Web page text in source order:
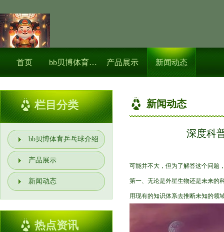
首页 bb贝博体育乒乓球介绍 产品展示 新闻动态
栏目分类
bb贝博体育乒乓球介绍
产品展示
新闻动态
热点资讯
新闻动态
深度科
可能并不大，但为了解答这个问题
第一、无论是外星生物还是未来的
用现有的知识体系去推断未知的领